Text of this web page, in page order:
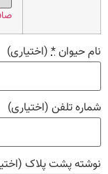
نام حیوان* (اختیاری)
شماره تلفن (اختیاری)
نوشته پشت پلاک